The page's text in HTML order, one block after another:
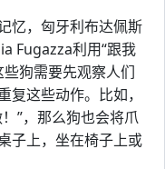
忆，匈牙利布达佩斯
Fugazza利用“跟我
狗需要先观察人们
这些动作。比如，
”，那么狗也会将爪
子上，坐在椅子上或